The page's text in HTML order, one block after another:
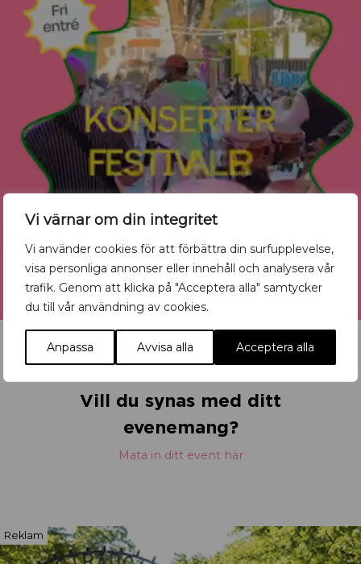
Vi värnar om din integritet
Vi använder cookies för att förbättra din surfupplevelse,
visa personliga annonser eller innehåll och analysera vår
trafik. Genom att klicka på "Acceptera alla" samtycker
du till vår användning av cookies.
Anpassa Avvisa alla Acceptera alla
Vill du synas med ditt
evenemang?
Mata in ditt event här
Reklam